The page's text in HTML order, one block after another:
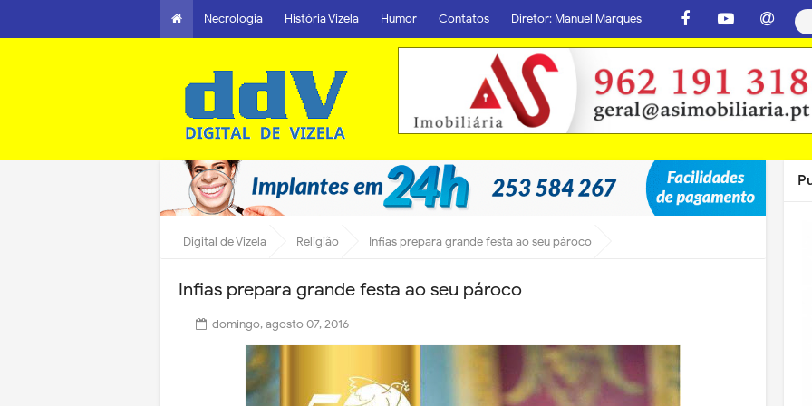
Necrologia História Vizela Humor Contatos Diretor: Manuel Marques
Digital de Vizela Religião Infias prepara grande festa ao seu pároco
Infias prepara grande festa ao seu pároco
domingo, agosto 07, 2016